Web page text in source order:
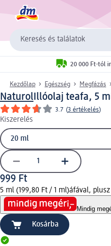
Keresés és találatok
20 000 Ft-tól
Kezdőlap Egészség Megfázás
Naturol Illóolaj teafa, 5
3.7 (3 értékelés)
Kiszerelés
999 Ft
5 ml (199,80 Ft / 1 ml)áfával, plusz
Mindig
Kosárba